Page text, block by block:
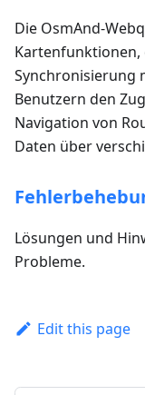
Die OsmAnd-
Kartenfunktionen,
Synchronisierung
Benutzern den
Navigation von
Daten über
Lösungen und
Probleme.
Edit this page